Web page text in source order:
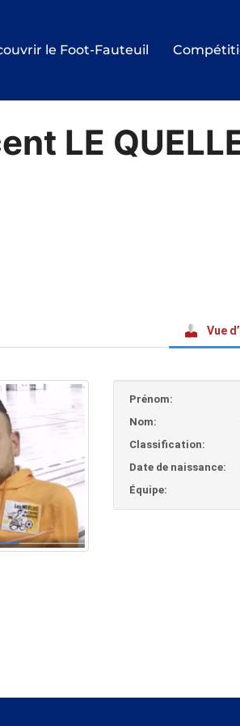
le Foot-Fauteuil
LE
Vue
Prénom:
Nom:
Classification:
Date de naissance:
Équipe: